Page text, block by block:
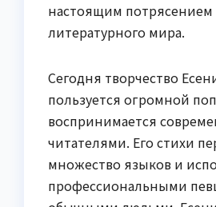
настоящим потрясением
литературного мира.
Сегодня творчество
пользуется огромной
воспринимается
читателями. Его стихи
множество языков и
профессиональными